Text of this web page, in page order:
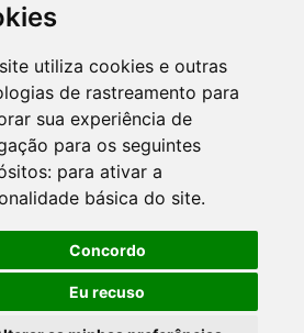
utiliza cookies e outras
de rastreamento para
sua experiência de
para os seguintes
para ativar a
básica do site.
Concordo
Eu recuso
e Meio Ambiente
made
Commons - Atribuição 4.0
4.0
autorizações adicionais às
desta licença em
made/about.